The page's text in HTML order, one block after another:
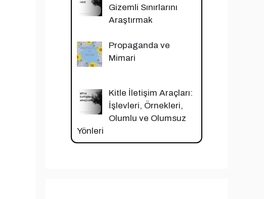
Gizemli Sınırlarını
Araştırmak
Propaganda ve
Mimari
Kitle İletişim Araçları:
İşlevleri, Örnekleri,
Olumlu ve Olumsuz
Yönleri